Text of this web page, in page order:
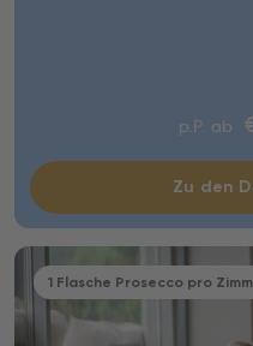
p.P. ab
Zu den
1 Flasche Prosecco pro